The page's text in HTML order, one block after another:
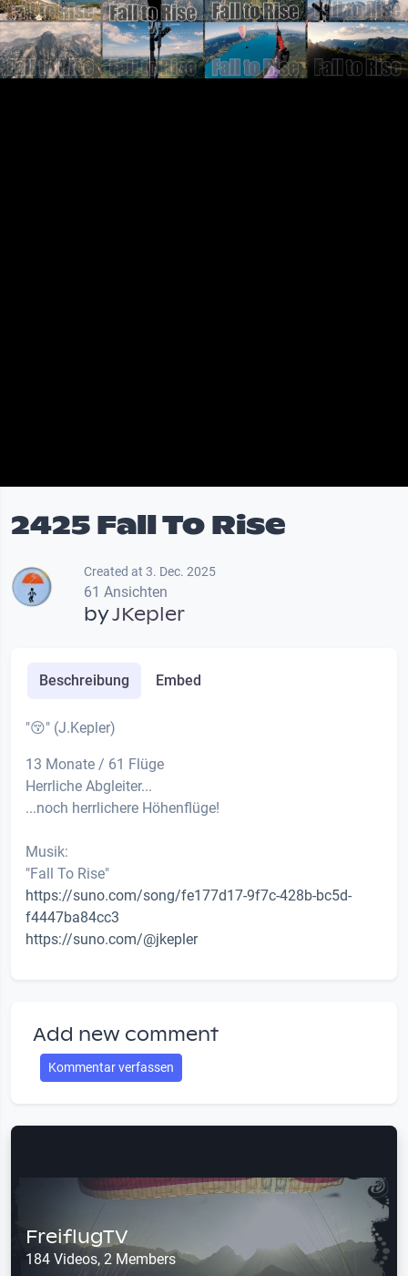
Video
2425 Fall To Rise
Created at 3. Dec. 2025
61 Ansichten
byJKepler
Beschreibung Embed
"😚" (J.Kepler)
13 Monate / 61 Flüge
Herrliche Abgleiter...
...noch herrlichere Höhenflüge!
Musik:
"Fall To Rise"
https://suno.com/song/fe177d17-9f7c-428b-bc5d-
f4447ba84cc3
https://suno.com/@jkepler
Add new comment
Kommentar verfassen
FreiflugTV
184 Videos, 2 Members